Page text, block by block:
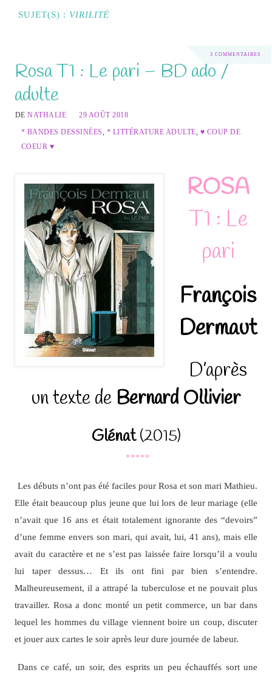
SUJET(S) : VIRILITÉ
3 COMMENTAIRES
Rosa T1 : Le pari – BD ado /
adulte
DENATHALIE
29 AOÛT 2018
* BANDES DESSINÉES, * LITTÉRATURE ADULTE, ♥ COUP DE
COEUR ♥
ROSA
T1 : Le
pari
François
Dermaut
D’après
un texte de Bernard Ollivier
Glénat(2015)
*****
Les débuts n’ont pas été faciles pour Rosa et son mari Mathieu.
Elle était beaucoup plus jeune que lui lors de leur mariage (elle
n’avait que 16 ans et était totalement ignorante des “devoirs”
d’une femme envers son mari, qui avait, lui, 41 ans), mais elle
avait du caractère et ne s’est pas laissée faire lorsqu’il a voulu
lui taper dessus… Et ils ont fini par bien s’entendre.
Malheureusement, il a attrapé la tuberculose et ne pouvait plus
travailler. Rosa a donc monté un petit commerce, un bar dans
lequel les hommes du village viennent boire un coup, discuter
et jouer aux cartes le soir après leur dure journée de labeur.
Dans ce café, un soir, des esprits un peu échauffés sort une